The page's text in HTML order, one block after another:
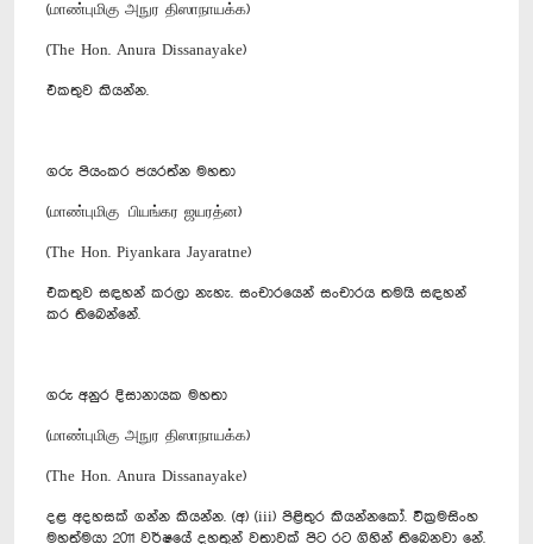
(மாண்புமிகு அநுர திஸாநாயக்க)
(The Hon. Anura Dissanayake)
එකතුව කියන්න.
ගරු පියංකර ජයරත්න මහතා
(மாண்புமிகு பியங்கர ஜயரத்ன)
(The Hon. Piyankara Jayaratne)
එකතුව සඳහන් කරලා නැහැ. සංචාරයෙන් සංචාරය තමයි සඳහන්
කර තිබෙන්නේ.
ගරු අනුර දිසානායක මහතා
(மாண்புமிகு அநுர திஸாநாயக்க)
(The Hon. Anura Dissanayake)
දළ අදහසක් ගන්න කියන්න. (අ) (iii) පිළිතුර කියන්නකෝ. වික්‍රමසිංහ
මහත්මයා 2011 වර්ෂයේ දහතුන් වතාවක් පිට රට ගිහින් තිබෙනවා නේ.